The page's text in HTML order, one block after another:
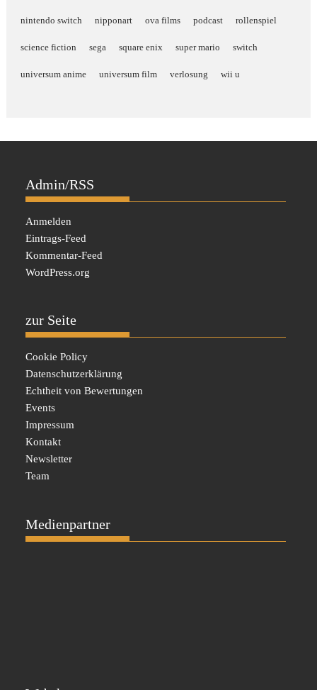
nintendo switch nipponart ova films podcast rollenspiel
science fiction sega square enix super mario switch
universum anime universum film verlosung wii u
Admin/RSS
Anmelden
Eintrags-Feed
Kommentar-Feed
WordPress.org
zur Seite
Cookie Policy
Datenschutzerklärung
Echtheit von Bewertungen
Events
Impressum
Kontakt
Newsletter
Team
Medienpartner